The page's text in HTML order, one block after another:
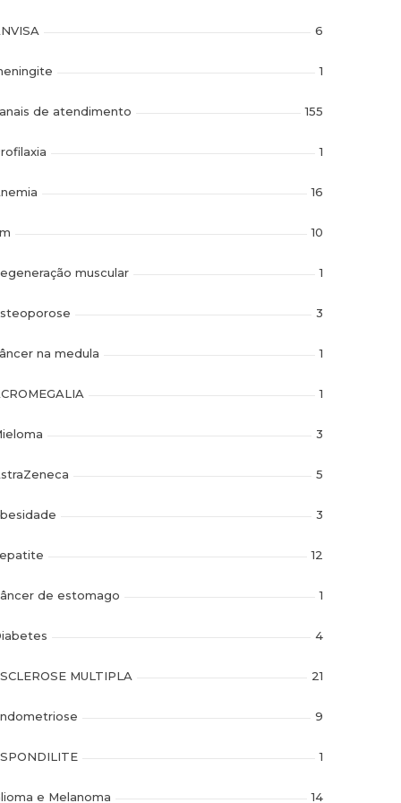
6
1
de atendimento 155
1
16
10
muscular 1
3
na medula 1
1
3
5
3
12
de estomago 1
4
MULTIPLA 21
9
1
e Melanoma 14